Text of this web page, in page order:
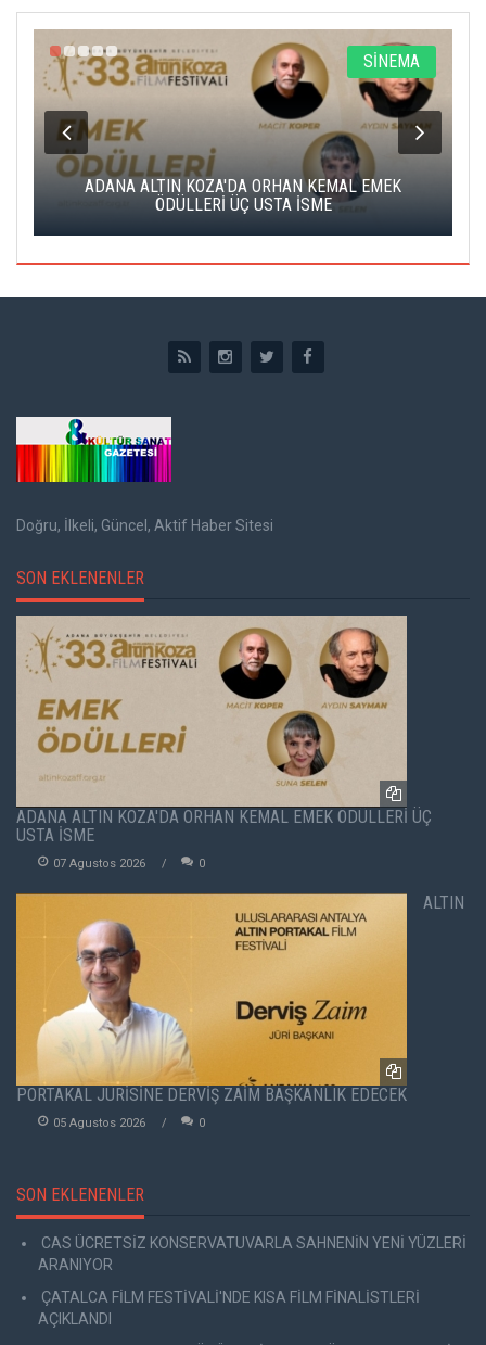
SİNEMA
ADANA ALTIN KOZA'DA ORHAN KEMAL EMEK
ÖDÜLLERİ ÜÇ USTA İSME
Doğru, İlkeli, Güncel, Aktif Haber Sitesi
SON EKLENENLER
ADANA ALTIN KOZA'DA ORHAN KEMAL EMEK ÖDÜLLERİ ÜÇ
USTA İSME
07 Agustos 2026 0
ALTIN
PORTAKAL JÜRİSİNE DERVİŞ ZAİM BAŞKANLIK EDECEK
05 Agustos 2026 0
SON EKLENENLER
CAS ÜCRETSİZ KONSERVATUVARLA SAHNENİN YENİ YÜZLERİ
ARANIYOR
ÇATALCA FİLM FESTİVALİ'NDE KISA FİLM FİNALİSTLERİ
AÇIKLANDI